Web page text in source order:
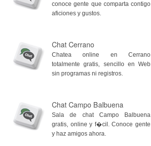
conoce gente que comparta contigo
aficiones y gustos.
Chat Cerrano
Chatea online en Cerrano
totalmente gratis, sencillo en Web
sin programas ni registros.
Chat Campo Balbuena
Sala de chat Campo Balbuena
gratis, online y f�cil. Conoce gente
y haz amigos ahora.